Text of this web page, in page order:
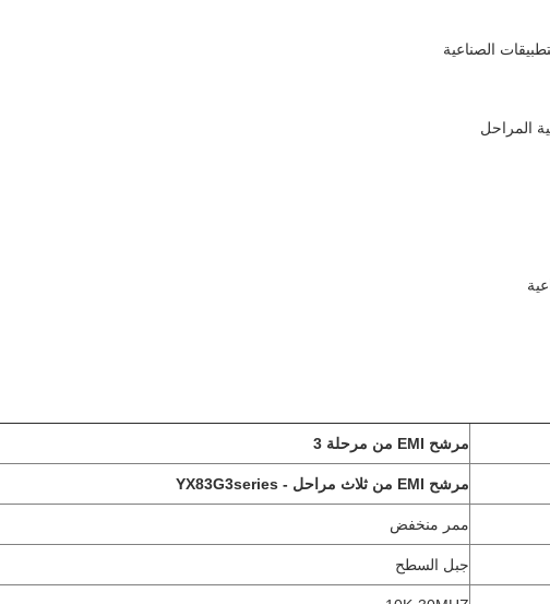
الصناعية
المراحل
مرشح EMI من مرحلة 3
مرشح EMI من ثلاث مراحل - YX83G3series
ممر منخفض
جبل السطح